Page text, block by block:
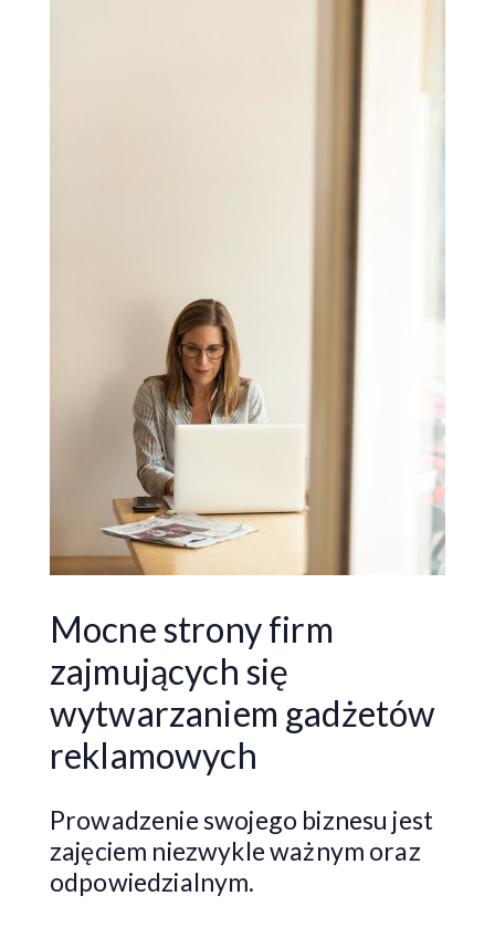
Mocne strony firm
zajmujących się
wytwarzaniem gadżetów
reklamowych
Prowadzenie swojego biznesu jest
zajęciem niezwykle ważnym oraz
odpowiedzialnym.